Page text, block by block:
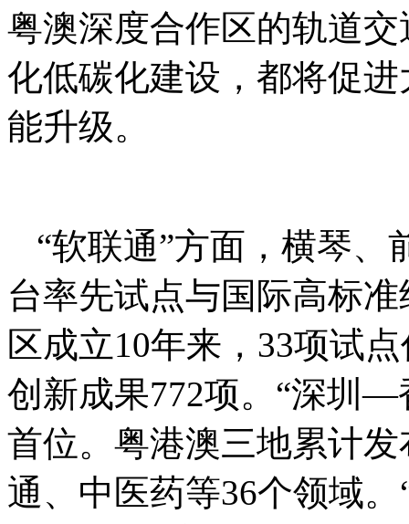
粤澳深度合作区的轨道
化低碳化建设，都将促
能升级。
“软联通”方面，横琴
台率先试点与国际高标
区成立10年来，33项试
创新成果772项。“深圳
首位。粤港澳三地累计
通、中医药等36个领域